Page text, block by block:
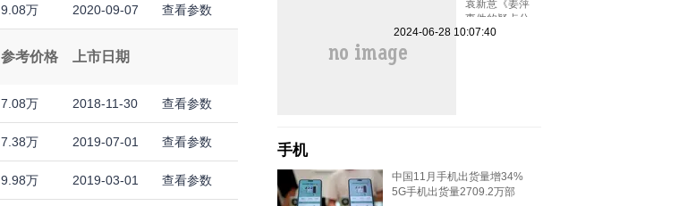
9.08万 2020-09-07 查看参数
参考价格 上市日期
7.08万 2018-11-30 查看参数
7.38万 2019-07-01 查看参数
9.98万 2019-03-01 查看参数
袁新意《姜萍
事件的疑点分
析》点评姜萍
2024-06-28 10:07:40
手机
中国11月手机出货量增34%
5G手机出货量2709.2万部